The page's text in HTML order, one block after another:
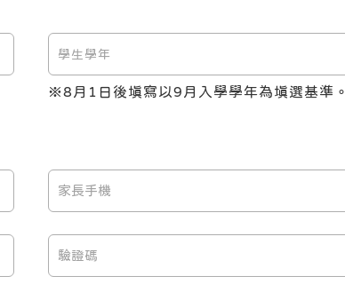
※8月1日後填寫以9月入學學年為填選基準。